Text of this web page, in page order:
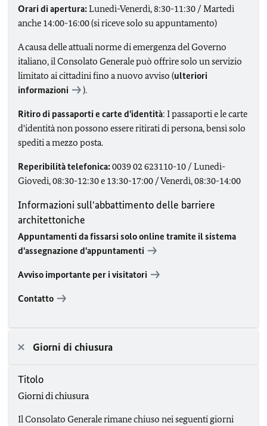
Orari di apertura:Lunedì-Venerdì, 8:30-11:30 / Martedì
anche 14:00-16:00 (si riceve solo su appuntamento)
A causa delle attuali norme di emergenza del Governo
italiano, il Consolato Generale può offrire solo un servizio
limitato ai cittadini fino a nuovo avviso (ulteriori
informazioni
).
Ritiro di passaporti e carte d'identità: I passaporti e le carte
d'identità non possono essere ritirati di persona, bensì solo
spediti a mezzo posta.
Reperibilità telefonica:0039 02 623110-10 / Lunedì-
Giovedì, 08:30-12:30 e 13:30-17:00 / Venerdì, 08:30-14:00
Informazioni sull'abbattimento delle barriere
architettoniche
Appuntamenti da fissarsi solo online tramite il sistema
d'assegnazione d'appuntamenti
Avviso importante per i visitatori
Contatto
Giorni di chiusura
Titolo
Giorni di chiusura
Il Consolato Generale rimane chiuso nei seguenti giorni